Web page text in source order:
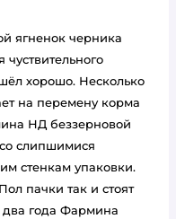
ягненок черника
хорошо. Несколько
на перемену корма
НД беззерновой
слипшимися
стенкам упаковки.
пачки так и стоят
года Фармина